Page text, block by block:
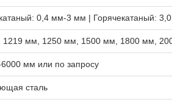
0,4 мм-3 мм | Горячекатаный:
мм, 1250 мм, 1500 мм, 1800 мм,
мм или по запросу
сталь